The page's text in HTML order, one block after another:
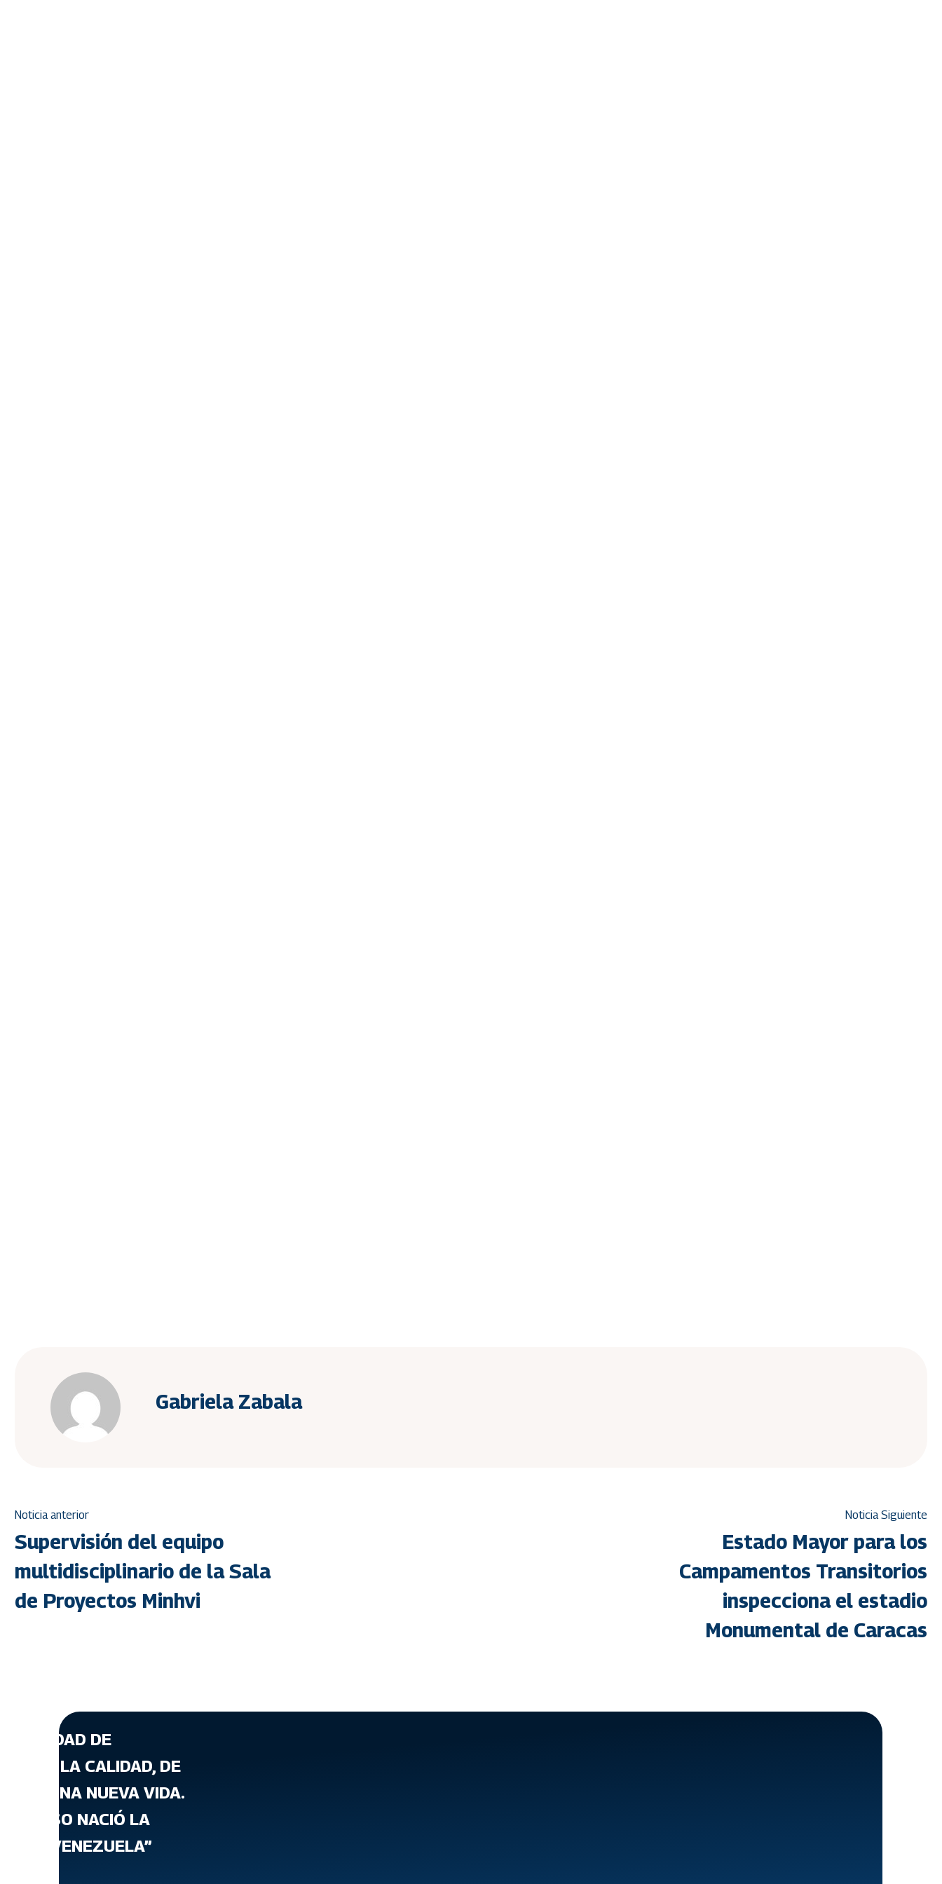
Gabriela Zabala
Noticia anterior
Supervisión del equipo
multidisciplinario de la Sala
de Proyectos Minhvi
Noticia Siguiente
Estado Mayor para los
Campamentos Transitorios
inspecciona el estadio
Monumental de Caracas
DE
DE LA CALIDAD, DE
DE UNA NUEVA VIDA.
ESO NACIÓ LA
VENEZUELA”